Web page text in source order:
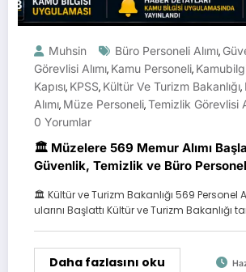
Muhsin Büro Personeli Alımı,
Görevlisi Alımı, Kamu Personeli,
Kapısı, KPSS, Kültür Ve Turizm Bakanlığı,
Alımı, Müze Personeli,Temizlik Görevlisi
0 Yorumlar
🏛️ Müzelere 569 Memur Alımı
Güvenlik, Temizlik ve Büro
🏛️ Kültür ve Turizm Bakanlığı 569 Personel
ularını Başlattı Kültür ve Turizm Bakanlığı
Daha fazlasını oku